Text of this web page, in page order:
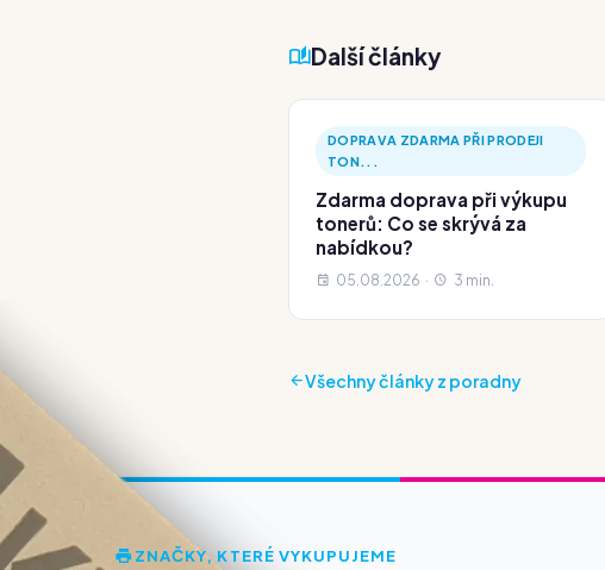
Další články
DOPRAVA ZDARMA PŘI PRODEJI
TON...
Zdarma doprava při výkupu
tonerů: Co se skrývá za
nabídkou?
05.08.2026 · 3 min.
Všechny články z poradny
ZNAČKY, KTERÉ VYKUPUJEME